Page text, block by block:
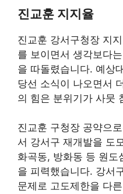
진교훈 지지율
진교훈 강서구청장 지
를 보이면서 생각보다
을 따돌렸습니다. 예상
당선 소식이 나오면서
의 힘은 분위기가 사뭇
진교훈 구청장 공약으
서 강서구 재개발을 도
화곡동, 방화동 등 원도
을 피력했습니다. 강서
문제로 고도제한을 다